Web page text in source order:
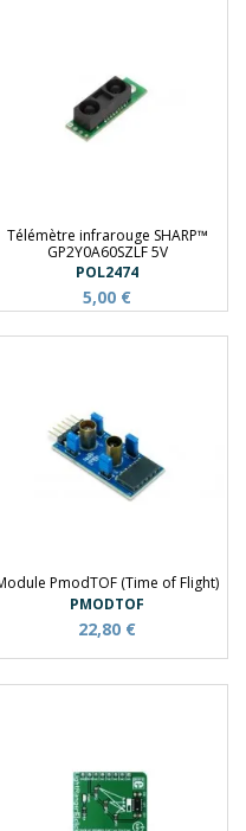
Télémètre infrarouge SHARP™
GP2Y0A60SZLF 5V
POL2474
5,00 €
PmodTOF (Time of Flight)
PMODTOF
22,80 €